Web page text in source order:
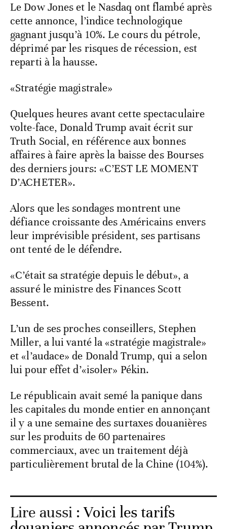
Le Dow Jones et le Nasdaq ont flambé après
cette annonce, l’indice technologique
gagnant jusqu’à 10%. Le cours du pétrole,
déprimé par les risques de récession, est
reparti à la hausse.
«Stratégie magistrale»
Quelques heures avant cette spectaculaire
volte-face, Donald Trump avait écrit sur
Truth Social, en référence aux bonnes
affaires à faire après la baisse des Bourses
des derniers jours: «C’EST LE MOMENT
D’ACHETER».
Alors que les sondages montrent une
défiance croissante des Américains envers
leur imprévisible président, ses partisans
ont tenté de le défendre.
«C’était sa stratégie depuis le début», a
assuré le ministre des Finances Scott
Bessent.
L’un de ses proches conseillers, Stephen
Miller, a lui vanté la «stratégie magistrale»
et «l’audace» de Donald Trump, qui a selon
lui pour effet d’«isoler» Pékin.
Le républicain avait semé la panique dans
les capitales du monde entier en annonçant
il y a une semaine des surtaxes douanières
sur les produits de 60 partenaires
commerciaux, avec un traitement déjà
particulièrement brutal de la Chine (104%).
Lire aussi :Voici les tarifs